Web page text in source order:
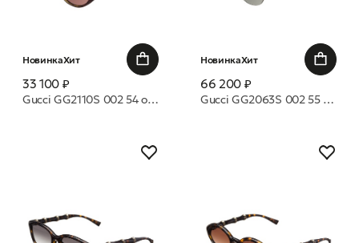
НовинкаХит
33 100 ₽
Gucci GG2110S 002 54 очки с/з
НовинкаХит
66 200 ₽
Gucci GG2063S 002 55 очки с/з